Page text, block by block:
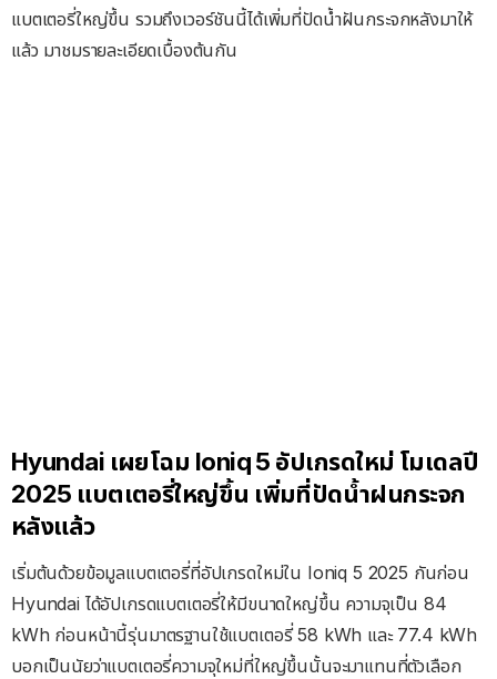
แบตเตอรี่ใหญ่ขึ้น รวมถึงเวอร์ชันนี้ได้เพิ่มที่ปัดน้ำฝันกระจกหลังมาให้
แล้ว มาชมรายละเอียดเบื้องต้นกัน
Hyundai เผยโฉม Ioniq 5 อัปเกรดใหม่ โมเดลปี
2025 แบตเตอรี่ใหญ่ขึ้น เพิ่มที่ปัดน้ำฝนกระจก
หลังแล้ว
เริ่มต้นด้วยข้อมูลแบตเตอรี่ที่อัปเกรดใหม่ใน Ioniq 5 2025 กันก่อน
Hyundai ได้อัปเกรดแบตเตอรี่ให้มีขนาดใหญ่ขึ้น ความจุเป็น 84
kWh ก่อนหน้านี้รุ่นมาตรฐานใช้แบตเตอรี่ 58 kWh และ 77.4 kWh
บอกเป็นนัยว่าแบตเตอรี่ความจุใหม่ที่ใหญ่ขึ้นนั้นจะมาแทนที่ตัวเลือก